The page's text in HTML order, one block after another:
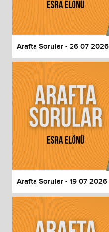
End of dialog window.
Arafta Sorular - 26 07 2026
Arafta Sorular - 19 07 2026